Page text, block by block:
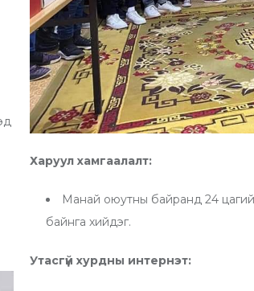
Харуул хамгаалалт:
Манай оюутны байранд 24
байнга хийдэг.
Утасгүй хурдны интернэт: